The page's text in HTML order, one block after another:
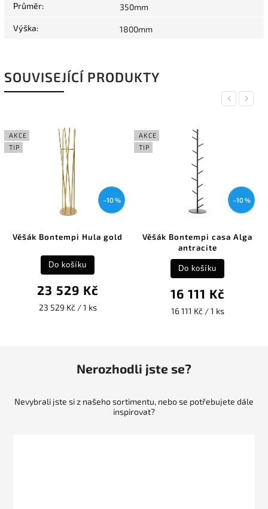
Průměr: 350mm
Výška: 1800mm
SOUVISEJÍCÍ PRODUKTY
Previous
AKCE
TIP
–10 %
Věšák Bontempi Hula gold
23 529 Kč
23 529 Kč / 1 ks
Do košíku
AKCE
TIP
–10 %
Věšák Bontempi casa Alga
antracite
16 111 Kč
16 111 Kč / 1 ks
Do košíku
Next
Nerozhodli jste se?
Nevybrali jste si z našeho sortimentu, nebo se potřebujete dále
inspirovat?